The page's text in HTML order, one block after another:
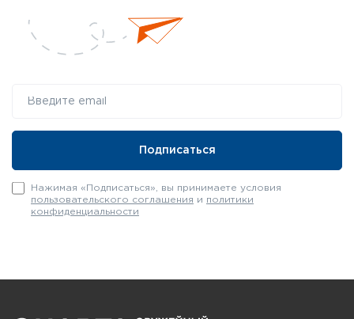
Нажимая «Подписаться», вы принимаете условия
пользовательского соглашения и политики
конфиденциальности